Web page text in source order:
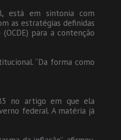
está em sintonia com
as estratégias definidas
para a contenção
“Da forma como
no artigo em que ela
federal. A matéria já